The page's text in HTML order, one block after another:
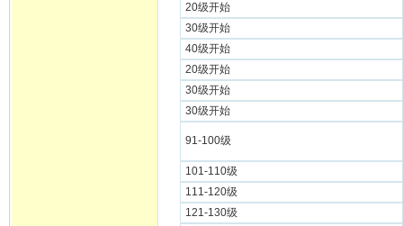
20级开始
30级开始
40级开始
20级开始
30级开始
30级开始
91-100级
101-110级
111-120级
121-130级